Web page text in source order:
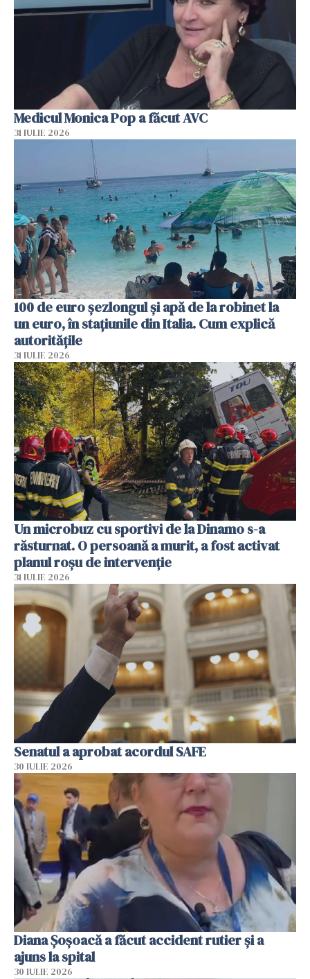
Medicul Monica Pop a făcut AVC
31 IULIE 2026
100 de euro șezlongul și apă de la robinet la
un euro, în stațiunile din Italia. Cum explică
autoritățile
31 IULIE 2026
Un microbuz cu sportivi de la Dinamo s-a
răsturnat. O persoană a murit, a fost activat
planul roșu de intervenție
31 IULIE 2026
Senatul a aprobat acordul SAFE
30 IULIE 2026
Diana Șoșoacă a făcut accident rutier și a
ajuns la spital
30 IULIE 2026